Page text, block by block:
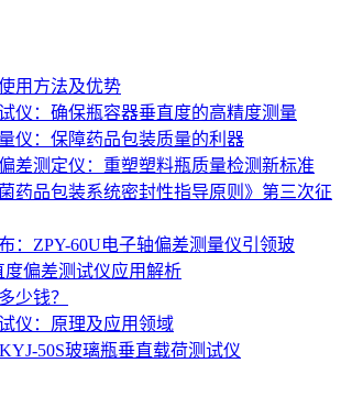
用方法及优势
仪：确保瓶容器垂直度的高精度测量
仪：保障药品包装质量的利器
差测定仪：重塑塑料瓶质量检测新标准
药品包装系统密封性指导原则》第三次征
：ZPY-60U电子轴偏差测量仪引领玻
度偏差测试仪应用解析
少钱？
仪：原理及应用领域
50S玻璃瓶垂直载荷测试仪